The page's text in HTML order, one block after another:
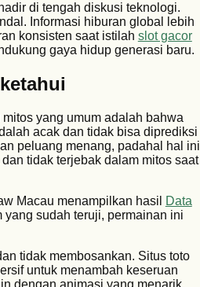
di tengah diskusi teknologi.
Informasi hiburan global lebih
konsisten saat istilah slot gacor
gaya hidup generasi baru.
yang umum adalah bahwa
acak dan tidak bisa diprediksi
peluang menang, padahal hal ini
tidak terjebak dalam mitos saat
Macau menampilkan hasil
Data
sudah teruji, permainan ini
tidak membosankan. Situs toto
untuk menambah keseruan
dengan animasi yang menarik.